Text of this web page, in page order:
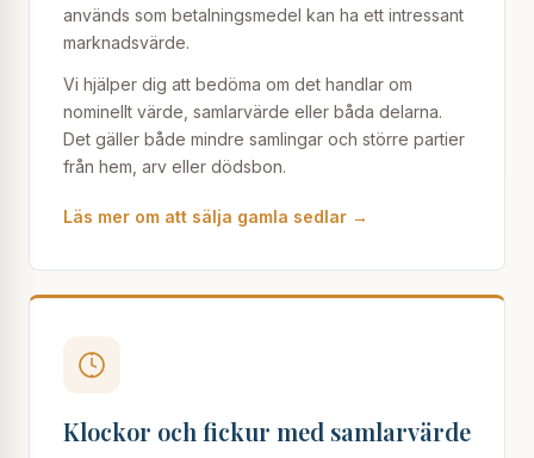
används som betalningsmedel kan ha ett intressant
marknadsvärde.
Vi hjälper dig att bedöma om det handlar om
nominellt värde, samlarvärde eller båda delarna.
Det gäller både mindre samlingar och större partier
från hem, arv eller dödsbon.
Läs mer om att sälja gamla sedlar →
Klockor och fickur med samlarvärde